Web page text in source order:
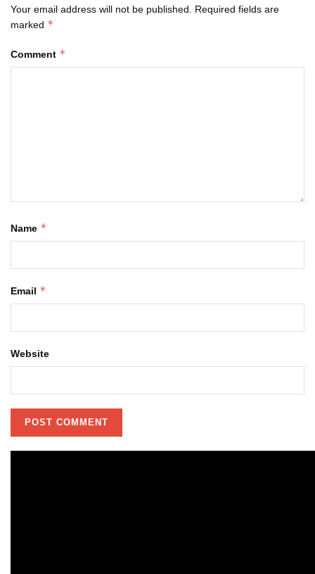
Your email address will not be published. Required fields are
marked *
Comment *
Name *
Email *
Website